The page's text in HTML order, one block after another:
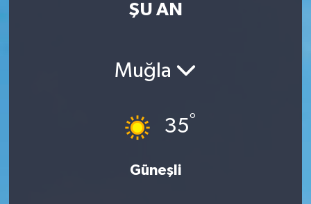
ŞU AN
Muğla
35°
Güneşli